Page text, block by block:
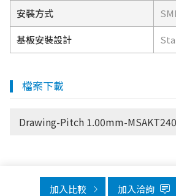
安裝方式
基板安裝設計
檔案下載
Drawing-Pitch 1.00mm-
加入比較 加入洽詢